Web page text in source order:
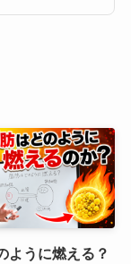
ように燃える？